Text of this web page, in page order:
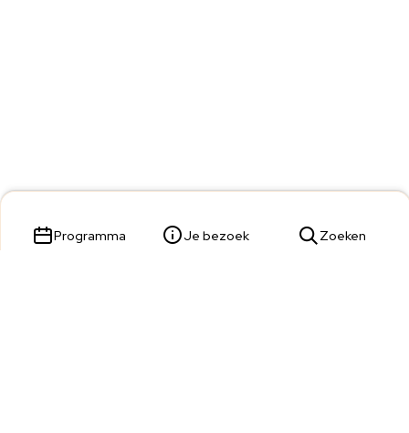
Programma Je bezoek Zoeken